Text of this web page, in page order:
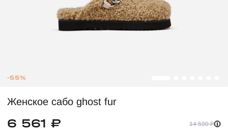
-55%
Женское сабо ghost fur
6 561 ₽ 14 590 ₽